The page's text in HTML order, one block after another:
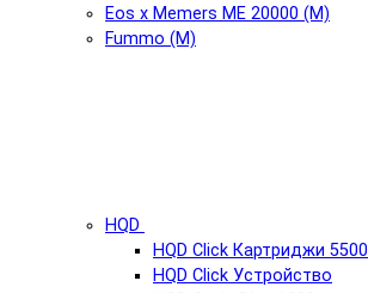
Eos x Memers ME 20000 (М)
Fummo (М)
HQD
HQD Click Картриджи 5500
HQD Click Устройство